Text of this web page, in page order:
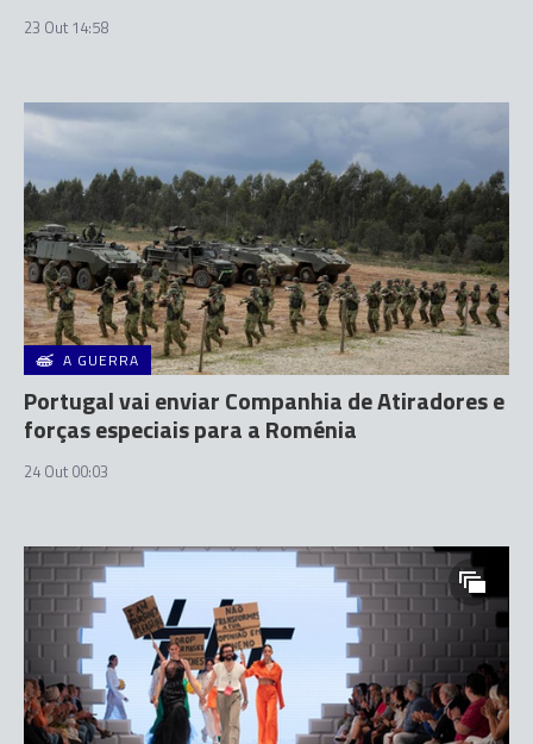
23 Out 14:58
A GUERRA
Portugal vai enviar Companhia de Atiradores e
forças especiais para a Roménia
24 Out 00:03